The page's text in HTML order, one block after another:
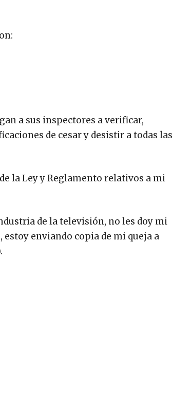
a sus inspectores a verificar,
de cesar y desistir a todas las
la Ley y Reglamento relativos a mi
de la televisión, no les doy mi
enviando copia de mi queja a